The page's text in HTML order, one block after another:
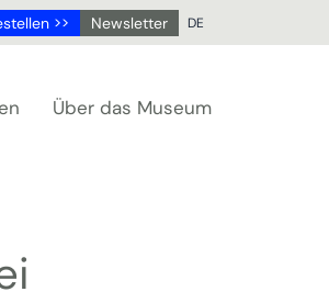
>> Newsletter DE
EN
Über das Museum